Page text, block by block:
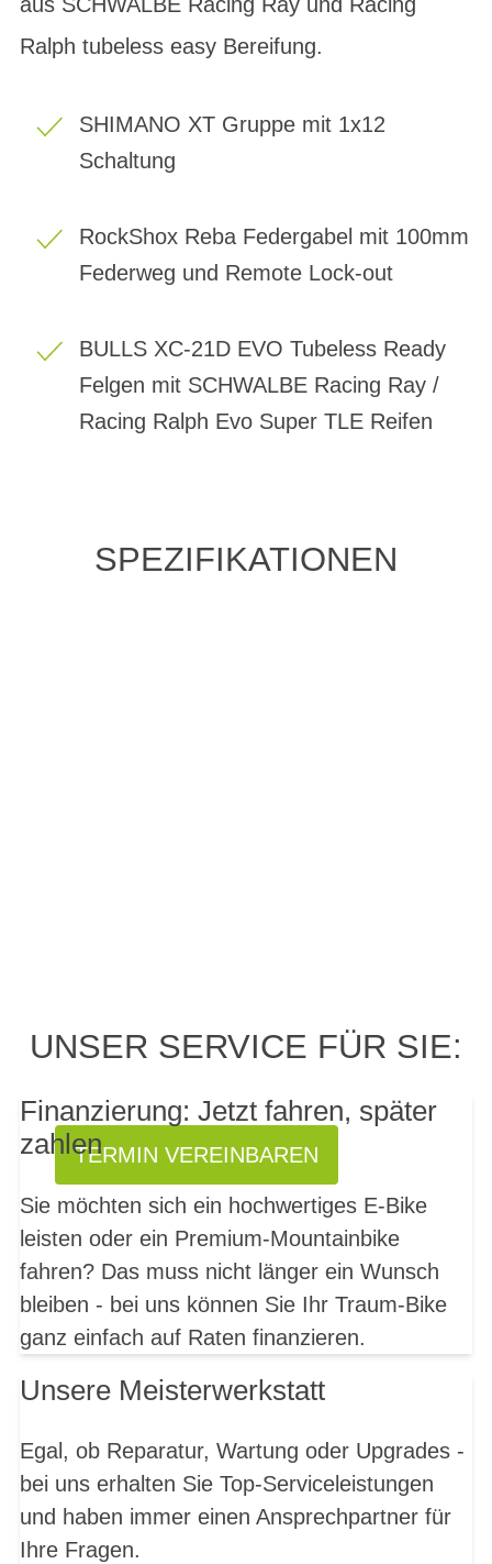
aus SCHWALBE Racing Ray und Racing
Ralph tubeless easy Bereifung.
SHIMANO XT Gruppe mit 1x12
Schaltung
RockShox Reba Federgabel mit 100mm
Federweg und Remote Lock-out
BULLS XC-21D EVO Tubeless Ready
Felgen mit SCHWALBE Racing Ray /
Racing Ralph Evo Super TLE Reifen
SPEZIFIKATIONEN
PROBEFAHRT? JA,
TERMIN VEREINBAREN
UNSER SERVICE FÜR SIE:
Finanzierung: Jetzt fahren, später
zahlen
Sie möchten sich ein hochwertiges E-Bike
leisten oder ein Premium-Mountainbike
fahren? Das muss nicht länger ein Wunsch
bleiben - bei uns können Sie Ihr Traum-Bike
ganz einfach auf Raten finanzieren.
Unsere Meisterwerkstatt
Egal, ob Reparatur, Wartung oder Upgrades -
bei uns erhalten Sie Top-Serviceleistungen
und haben immer einen Ansprechpartner für
Ihre Fragen.